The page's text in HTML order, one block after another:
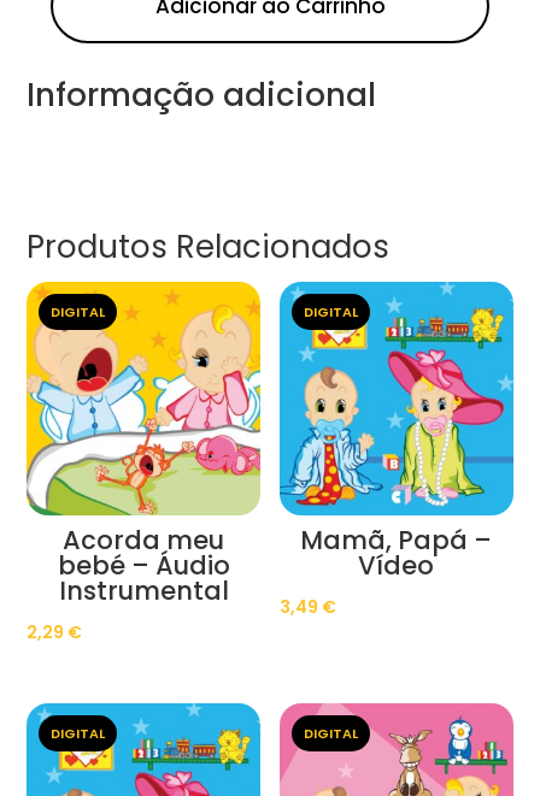
Adicionar ao Carrinho
Informação adicional
Produtos Relacionados
DIGITAL
Acorda meu
bebé – Áudio
Instrumental
2,29 €
DIGITAL
Mamã, Papá –
Vídeo
3,49 €
DIGITAL DIGITAL